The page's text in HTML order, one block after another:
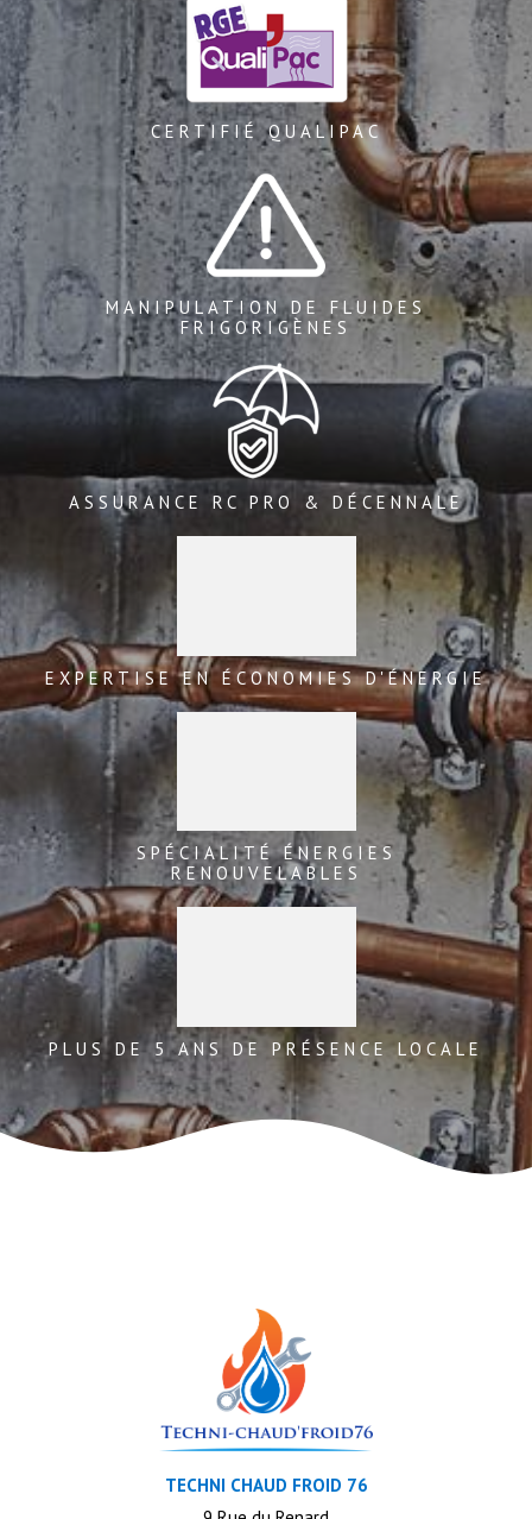
CERTIFIÉ QUALIPAC
MANIPULATION DE FLUIDES
FRIGORIGÈNES
ASSURANCE RC PRO & DÉCENNALE
EXPERTISE EN ÉCONOMIES D'ÉNERGIE
SPÉCIALITÉ ÉNERGIES
RENOUVELABLES
PLUS DE 5 ANS DE PRÉSENCE LOCALE
TECHNI CHAUD FROID 76